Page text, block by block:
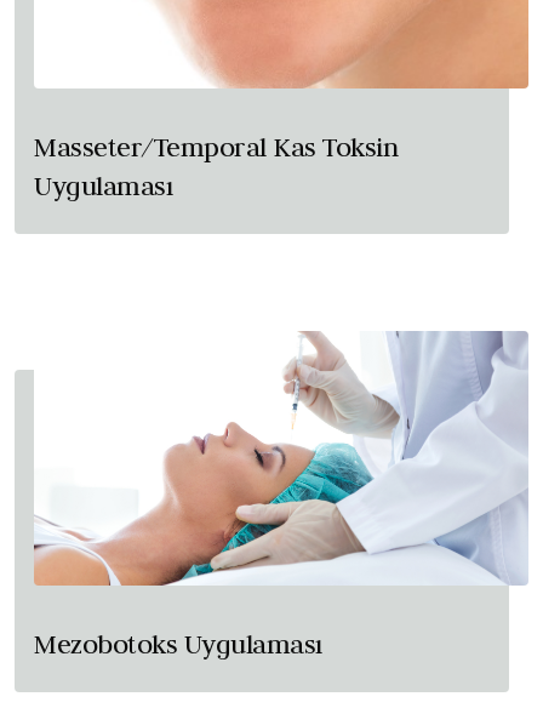
Masseter/Temporal Kas Toksin
Uygulaması
Mezobotoks Uygulaması